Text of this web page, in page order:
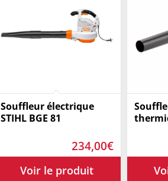
Souffleur électrique
STIHL BGE 81
234,00€